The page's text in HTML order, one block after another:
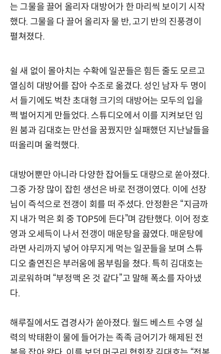
는 그물을 끌어 올리자 대방어가 한 마리씩 보이기 시작
했다. 그물을 다 끌어 올리자 물 반, 고기 반의 진풍경이
펼쳐졌다.
쉴 새 없이 몰아치는 수확에 일꾼들은 힘든 줄도 모르고
열심히 대방어를 잡아 수조로 옮겼다. 성인 남자 두 명이
서 들기에도 벅찬 초대형 크기의 대방어는 모두의 입을
쩍 벌어지게 만들었다. 스튜디오에서 이를 지켜보던 임
원 붐과 김대호는 만선을 꿈꿨지만 실패했던 지난날들을
떠올리며 울컥했다.
대방어뿐만 아니라 다양한 잡어들도 대량으로 쏟아졌다.
그중 가장 많이 잡힌 생선은 바로 전갱이였다. 이에 선장
님이 즉석으로 전갱이 회를 떠 주셨다. 안정환은 “지금까
지 내가 먹은 회 중 TOP5에 든다”며 감탄했다. 이어 정호
영과 오세득이 나서 전갱이 매운탕을 끓였다. 매운탕에
라면 사리까지 넣어 야무지게 먹는 일꾼들을 보며 스튜
디오 출연진은 부러움에 몸부림을 쳤다. 특히 김대호는
괴로워하며 “부정맥 온 것 같다”고 말해 폭소를 자아냈
다.
해루질에서도 겹경사가 쏟아졌다. 월드 베스트 수영 실
력의 박태환이 물에 들어가는 족족 금어기가 해제된 전